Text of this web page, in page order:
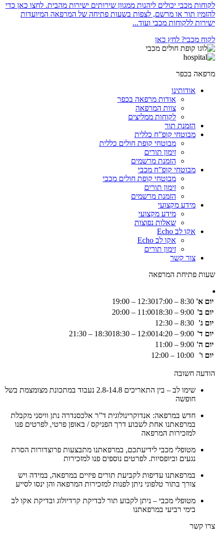
לקוחות מכבי יכולים ליהנות ממגוון שירותים ישירות מהבית. לחצו כאן כדי
להזמין תור או מרשם, לצפות בשעות פתיחה של המרפאה המיועדות
ישירות ללקוחות מכבי ועוד...
לקוח מכבי? לחץ כאן
מרפאה בכפר
אודותינו
אודות מרפאה בכפר
צוות המרפאה
לקוחות ממליצים
הזמנת תור
מבוטחי קופ”ח כללית
מבוטחי קופת חולים כללית
זימון תורים
הזמנת מרשמים
מבוטחי קופ”ח מכבי
מבוטחי קופת חולים מכבי
זימון תורים
הזמנת מרשמים
מידע מקצועי
מידע מקצועי
שאלות נפוצות
אקו לב Echo
אקו לב Echo
זימון תורים
צור קשר
שעות פתיחת המרפאה
יום א' 8:30 – 12:30
17:00 – 19:00
יום ב' 9:00 – 11:00
18:30 – 20:00
יום ג' 8:30 – 12:30
יום ד' 9:00 – 12:00
14:20 – 18:30
18:30 – 21:30
יום ה' 9:00 – 11:00
יום ו'
10:00 – 12:00
הודעה חשובה
שימו לב – בין התאריכים 2.8-14.8 נעבוד במתכונת מצומצמת בשל
חופשה
חדש במרפאה: אנדוקרינולוגית ד”ר אלכסנדרה נתן וויסני מקבלת
במרפאתנו אחת לשבוע דרך הפניקס / באופן פרטי, לפרטים פנו
למזכירות המרפאה
מטופלי מכבי לידיעתכם, במרפאתנו מתבצעות פרוצדורות הסרת
נגעים וביופסיות. לפרטים נוספים פנו למזכירות
במרפאתנו עדיפות לקביעת תורים פיזיים במרפאה, במידה ויש
צורך בתור טלפוני ניתן לפנות למזכירות המרפאה והן ינסו לסייע
מטופלי מכבי – ניתן לקבוע תור לבדיקת קרדיולוג ובדיקת אקו לב
בימי רביעי במרפאתנו
צרו קשר